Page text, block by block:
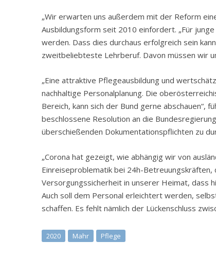
„Wir erwarten uns außerdem mit der Reform
Ausbildungsform seit 2010 einfordert. „Für
werden. Dass dies durchaus erfolgreich sein
zweitbeliebteste Lehrberuf. Davon müssen wir
„Eine attraktive Pflegeausbildung und
nachhaltige Personalplanung. Die
Bereich, kann sich der Bund gerne abschauen“,
beschlossene Resolution an die
überschießenden Dokumentationspflichten zu
„Corona hat gezeigt, wie abhängig wir von
Einreiseproblematik bei 24h-Betreuungskräften,
Versorgungssicherheit in unserer Heimat, dass
Auch soll dem Personal erleichtert werden,
schaffen. Es fehlt nämlich der Lückenschluss
2020 Mahr Pflege